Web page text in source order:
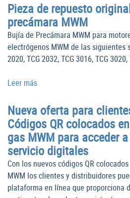
Pieza de repuesto
precámara MWM
Bujía de Precámara MWM para
electrógenos MWM de las siguientes
2020, TCG 2032, TCG 3016, TCG
Leer más
Nueva oferta para
Códigos QR colocados
gas MWM para acceder
servicio digitales
Con los nuevos códigos QR
MWM los clientes y distribuidores
plataforma en línea que proporciona